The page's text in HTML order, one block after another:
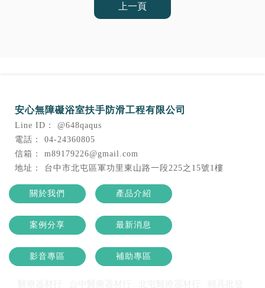
上一頁
@648qaqus
04-24360805
m89179226@gmail.com
台中市北屯區軍功里東山路一段225之15號1樓
關於我們 產品介紹
案例分享 最新消息
影音專區 補助專區